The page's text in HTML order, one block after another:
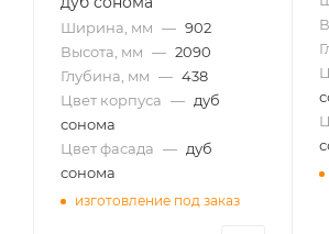
Ширина, мм — 902
Высота, мм — 2090
Глубина, мм — 438
Цвет корпуса — дуб
сонома
Цвет фасада — дуб
сонома
изготовление под заказ